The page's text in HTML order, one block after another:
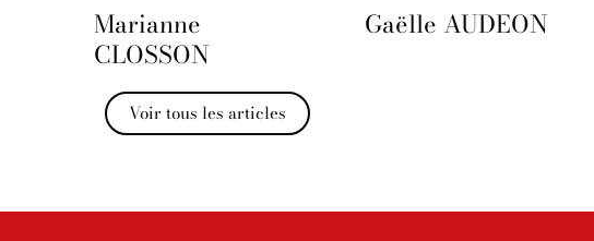
Marianne
CLOSSON
Gaëlle AUDEON
Voir tous les articles